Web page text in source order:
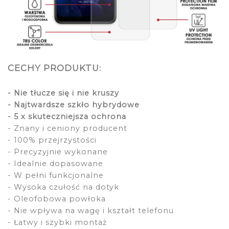
CECHY PRODUKTU:
- Nie tłucze się i nie kruszy
- Najtwardsze szkło hybrydowe
- 5 x skuteczniejsza ochrona
- Znany i ceniony producent
- 100% przejrzystości
- Precyzyjnie wykonane
- Idealnie dopasowane
- W pełni funkcjonalne
- Wysoka czułość na dotyk
- Oleofobowa powłoka
- Nie wpływa na wagę i kształt telefonu
- Łatwy i szybki montaż